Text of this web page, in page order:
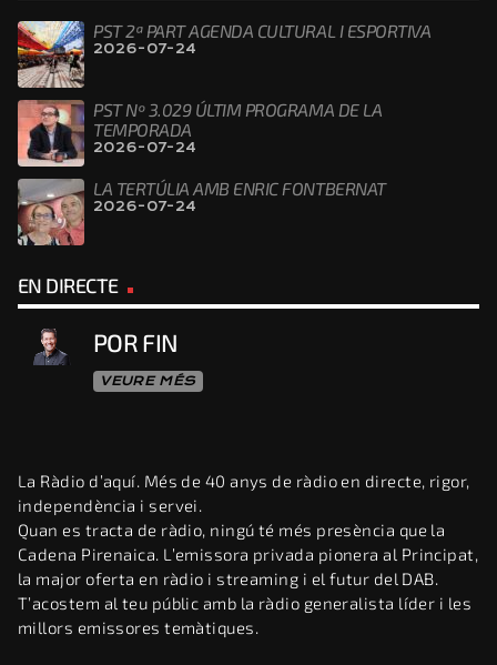
PST 2ª PART AGENDA CULTURAL I ESPORTIVA
2026-07-24
PST Nº 3.029 ÚLTIM PROGRAMA DE LA
TEMPORADA
2026-07-24
LA TERTÚLIA AMB ENRIC FONTBERNAT
2026-07-24
EN DIRECTE
POR FIN
VEURE MÉS
La Ràdio d’aquí. Més de 40 anys de ràdio en directe, rigor,
independència i servei.
Quan es tracta de ràdio, ningú té més presència que la
Cadena Pirenaica. L’emissora privada pionera al Principat,
la major oferta en ràdio i streaming i el futur del DAB.
T’acostem al teu públic amb la ràdio generalista líder i les
millors emissores temàtiques.